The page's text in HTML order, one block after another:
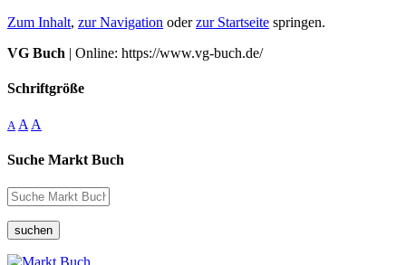
Zum Inhalt, zur Navigation oderzur Startseite springen.
VG Buch | Online: https://www.vg-buch.de/
Schriftgröße
A A A
Suche Markt Buch
suchen